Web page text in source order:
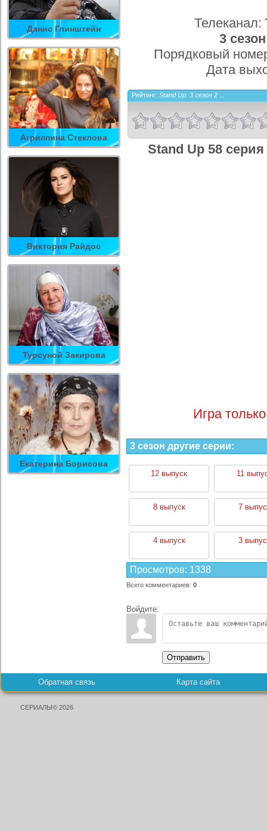
Данис Глинштейн
Агриппина Стеклова
Виктория Райдос
Турсуной Закирова
Екатерина Борисова
Телеканал:
3 сезон
Порядковый
Дата
Рейтинг: Stand Up: 3 сезон 2 ...
Stand Up 58
Игра
3 сезон другие серии:
12 выпуск 11
8 выпуск 7
4 выпуск 3
Просмотров: 1338
Всего комментариев: 0
Войдите:
Отправить
Обратная связь Карта сайта
СЕРИАЛЫ© 2026